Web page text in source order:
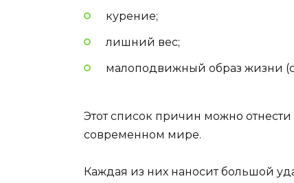
курение;
лишний вес;
малоподвижный образ жизни
Этот список причин можно
современном мире.
Каждая из них наносит большой